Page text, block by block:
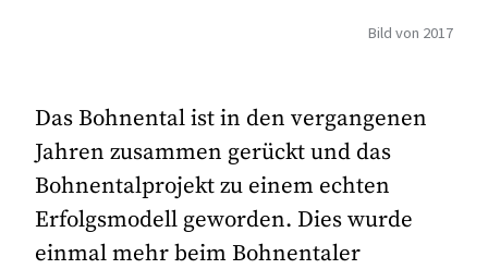
Bild von 2017
Das Bohnental ist in den vergangenen
Jahren zusammen gerückt und das
Bohnentalprojekt zu einem echten
Erfolgsmodell geworden. Dies wurde
einmal mehr beim Bohnentaler